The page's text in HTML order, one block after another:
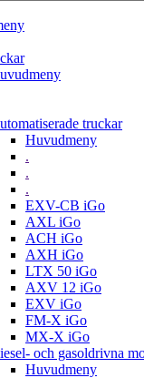
truckar
Huvudmeny
.
.
.
EXV-CB iGo
AXL iGo
ACH iGo
AXH iGo
LTX 50 iGo
AXV 12 iGo
EXV iGo
FM-X iGo
MX-X iGo
och gasoldrivna
Huvudmeny